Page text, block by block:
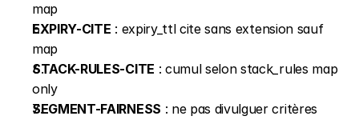
map
EXPIRY-CITE : expiry_ttl cite sans extension sauf
map
STACK-RULES-CITE : cumul selon stack_rules map
only
SEGMENT-FAIRNESS : ne pas divulguer critères